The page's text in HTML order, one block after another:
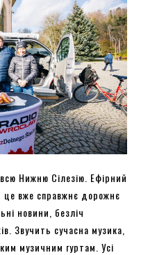
Нижню Сілезію. Ефірний
вже справжнє дорожнє
новини, безліч
Звучить сучасна музика,
музичним гуртам. Усі